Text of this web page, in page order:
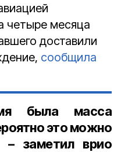
четыре месяца
доставили
сообщила
была масса
это можно
– заметил врио